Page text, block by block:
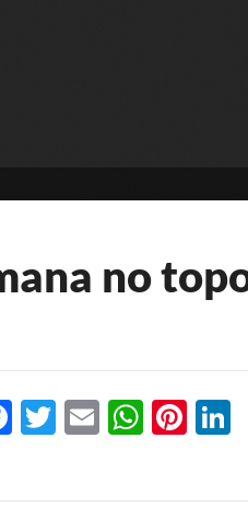
no
Facebook
Twitter
Email